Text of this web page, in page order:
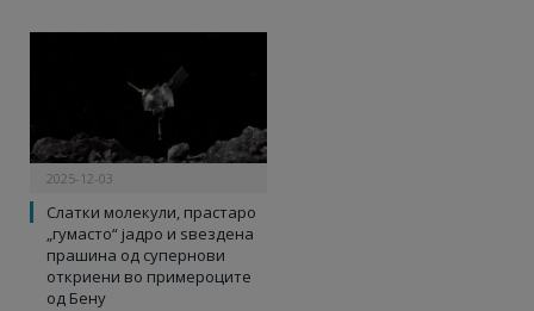
2025-12-03
Слатки молекули, прастаро
„гумасто“ јадро и ѕвездена
прашина од супернови
откриени во примероците
од Бену